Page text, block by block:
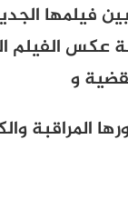
فيلمها
عكس
و
المراقبة